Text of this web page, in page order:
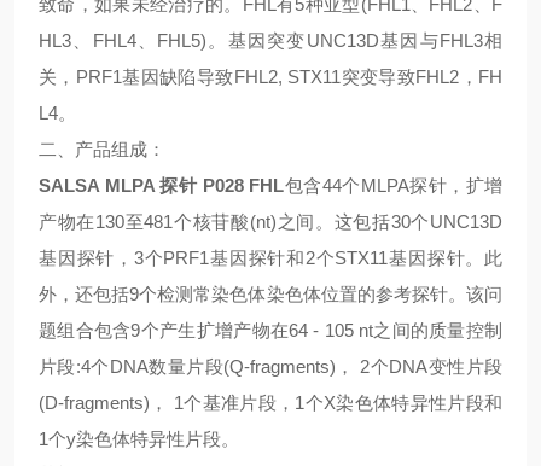
致命，如果未经治疗的。 FHL 有5种亚型(FHL1 FHL2
F
HL3
FHL4、 FHL5) 。基因突变UNC13D基因与FHL3相
关， PRF1基因缺陷导致FHL2, STX11 突变导致FHL2 ， FH
L4。
二、产品组成：
SALSA MLPA 探针 P028 FHL包含44个MLPA探针，扩增
产物在130至481个核苷酸(nt)之间。这包括30个UNC13D
基因探针， 3个PRF1基因探针和2个STX11基因探针。此
外，还包括9个检测常染色体染色体位置的参考探针。该问
题组合包含9个产生扩增产物在64 - 105 nt之间的质量控制
片段:4个DNA数量片段(Q-fragments) ， 2个DNA变性片段
(D-fragments) ， 1个基准片段， 1个X染色体特异性片段和
1个y染色体特异性片段。